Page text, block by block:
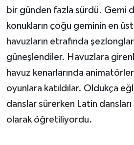
bir günden fazla sürdü. Gemi
konukların çoğu geminin en
havuzların etrafında
güneşlendiler. Havuzlara
havuz kenarlarında
oyunlara katıldılar. Oldukça
danslar sürerken Latin dansları
olarak öğretiliyordu.